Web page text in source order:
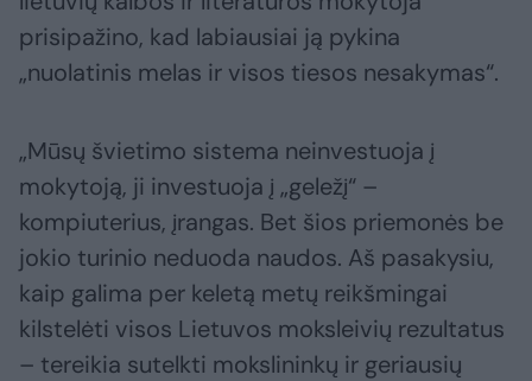
prisipažino, kad labiausiai ją pykina
„nuolatinis melas ir visos tiesos nesakymas“.
„Mūsų švietimo sistema neinvestuoja į
mokytoją, ji investuoja į „geležį“ –
kompiuterius, įrangas. Bet šios priemonės be
jokio turinio neduoda naudos. Aš pasakysiu,
kaip galima per keletą metų reikšmingai
kilstelėti visos Lietuvos moksleivių rezultatus
– tereikia sutelkti mokslininkų ir geriausių